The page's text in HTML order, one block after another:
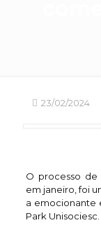
23/02/2024
O processo de
em janeiro, foi
a emocionante
Park Unisociesc.